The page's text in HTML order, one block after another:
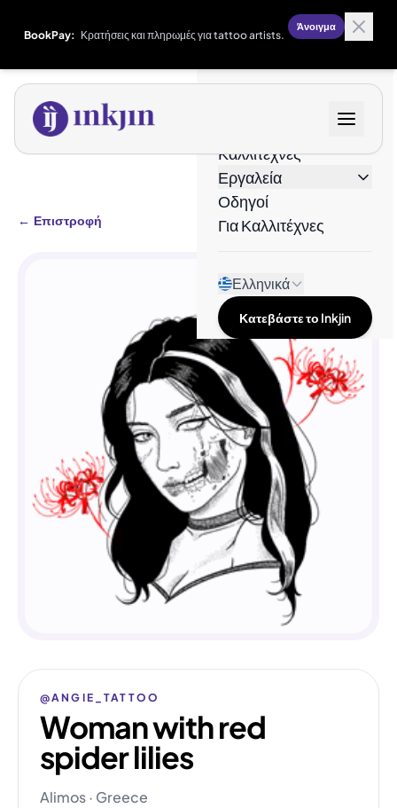
BookPay: Κρατήσεις και πληρωμές για tattoo artists.
Άνοιγμα
Καλλιτέχνες
Εργαλεία
Οδηγοί
Για Καλλιτέχνες
Ελληνικά
Κατεβάστε το Inkjin
← Επιστροφή
@ANGIE_TATTOO
Woman with red
spider lilies
Alimos · Greece